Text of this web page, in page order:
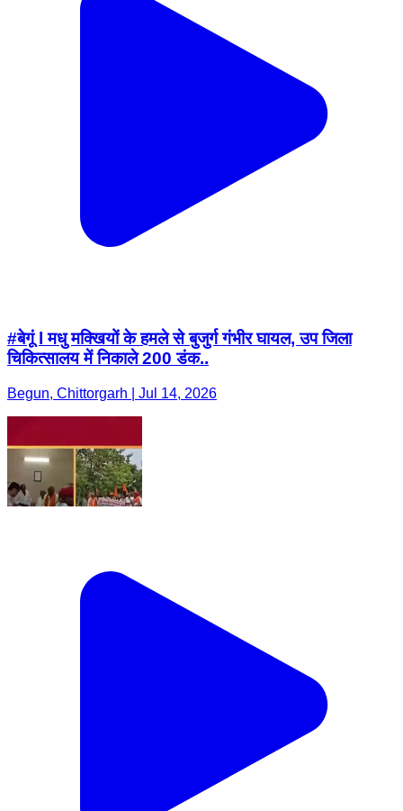
#बेगूं l मधु मक्खियों के हमले से बुजुर्ग गंभीर घायल, उप जिला
चिकित्सालय में निकाले 200 डंक..
Begun, Chittorgarh | Jul 14, 2026